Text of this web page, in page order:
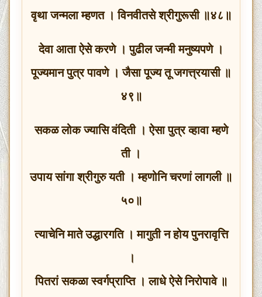
वृथा जन्मला म्हणत । विनवीतसे श्रीगुरूसी ॥४८॥
देवा आता ऐसे करणे । पुढील जन्मी मनुष्यपणे ।
पूज्यमान पुत्र पावणे । जैसा पूज्य तू जगत्त्रयासी ॥
४९॥
सकळ लोक ज्यासि वंदिती । ऐसा पुत्र व्हावा म्हणे
ती ।
उपाय सांगा श्रीगुरु यती । म्हणोनि चरणां लागली ॥
५०॥
त्याचेनि माते उद्धारगति । मागुती न होय पुनरावृत्ति
।
पितरां सकळा स्वर्गप्राप्ति । लाधे ऐसे निरोपावे ॥